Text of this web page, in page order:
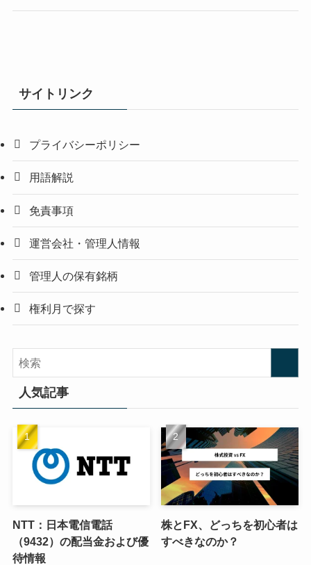
サイトリンク
プライバシーポリシー
用語解説
免責事項
運営会社・管理人情報
管理人の保有銘柄
権利月で探す
人気記事
NTT：日本電信電話
（9432）の配当金および優
待情報
株とFX、どっちを初心者は
すべきなのか？